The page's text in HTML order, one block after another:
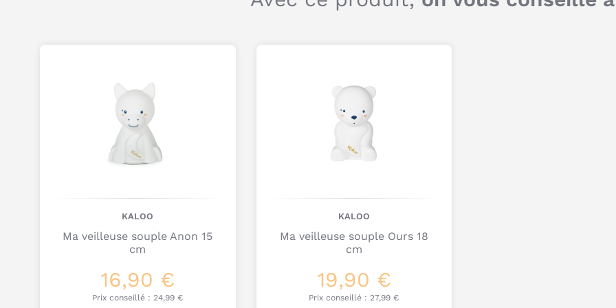
KALOO
Ma veilleuse souple Anon 15
cm
16,90 €
Prix conseillé : 24,99 €
KALOO
Ma veilleuse souple Ours 18
cm
19,90 €
Prix conseillé : 27,99 €